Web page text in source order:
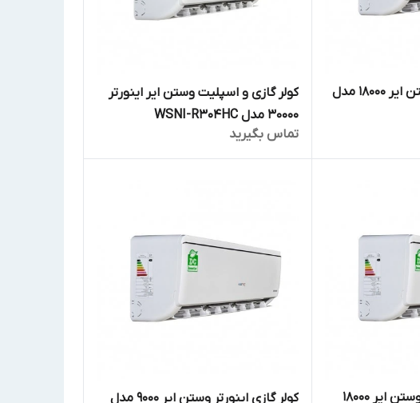
کولر گازی اینورتر وستن ایر 18000 مدل
کولر گازی و اسپلیت وستن ایر اینورتر
30000 مدل WSNI-R304HC
تماس بگیرید
کولر گازی و اسپلیت وستن ایر 18000
کولر گازی اینورتر وستن ایر 9000 مدل